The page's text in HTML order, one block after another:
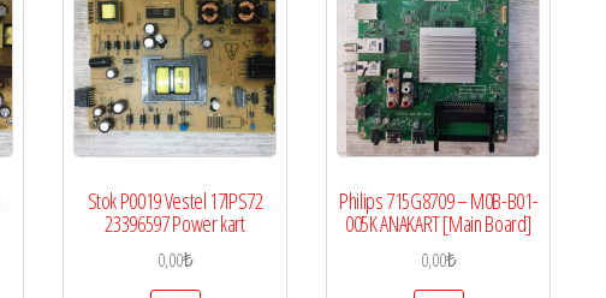
Stok P0019 Vestel 17IPS72
23396597 Power kart
0,00₺
Philips 715G8709 – M0B-B01-
005K ANAKART [Main Board]
0,00₺